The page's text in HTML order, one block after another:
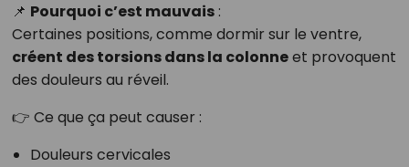
📌 Pourquoi c’est mauvais:
Certaines positions, comme dormir sur le ventre,
créent des torsions dans la colonneet provoquent
des douleurs au réveil.
👉 Ce que ça peut causer :
Douleurs cervicales